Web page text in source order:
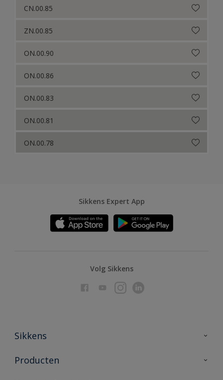
CN.00.85
ZN.00.85
ON.00.90
ON.00.86
ON.00.83
ON.00.81
ON.00.78
Sikkens Expert App
Volg Sikkens
Sikkens
Over Sikkens
Producten